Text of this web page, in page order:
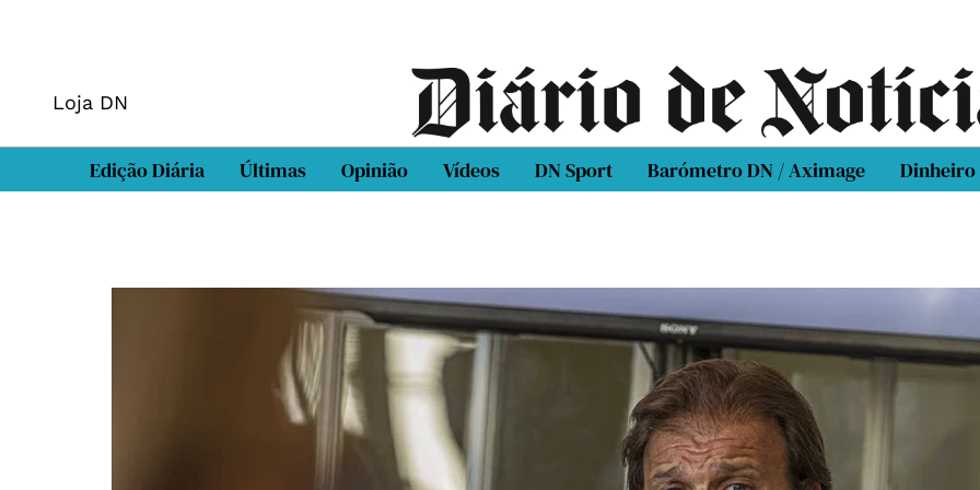
Loja DN
Edição Diária Últimas Opinião Vídeos DN Sport Barómetro DN / Aximage Dinheiro